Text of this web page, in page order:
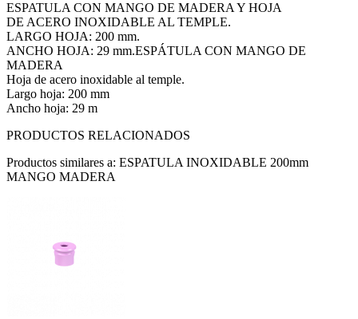
ESPATULA CON MANGO DE MADERA Y HOJA
DE ACERO INOXIDABLE AL TEMPLE.
LARGO HOJA: 200 mm.
ANCHO HOJA: 29 mm.ESPÁTULA CON MANGO DE
MADERA
Hoja de acero inoxidable al temple.
Largo hoja: 200 mm
Ancho hoja: 29 m
PRODUCTOS RELACIONADOS
Productos similares a: ESPATULA INOXIDABLE 200mm
MANGO MADERA